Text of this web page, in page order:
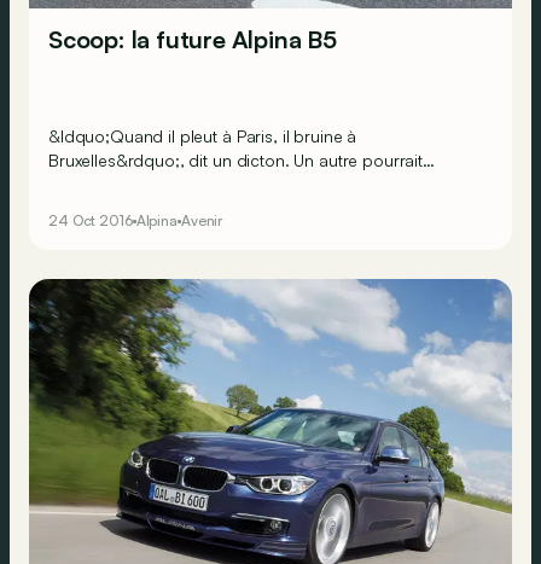
Scoop: la future Alpina B5
&ldquo;Quand il pleut à Paris, il bruine à
Bruxelles&rdquo;, dit un dicton. Un autre pourrait
pas loin&nbsp;&raquo;...
24 Oct 2016 Alpina Avenir